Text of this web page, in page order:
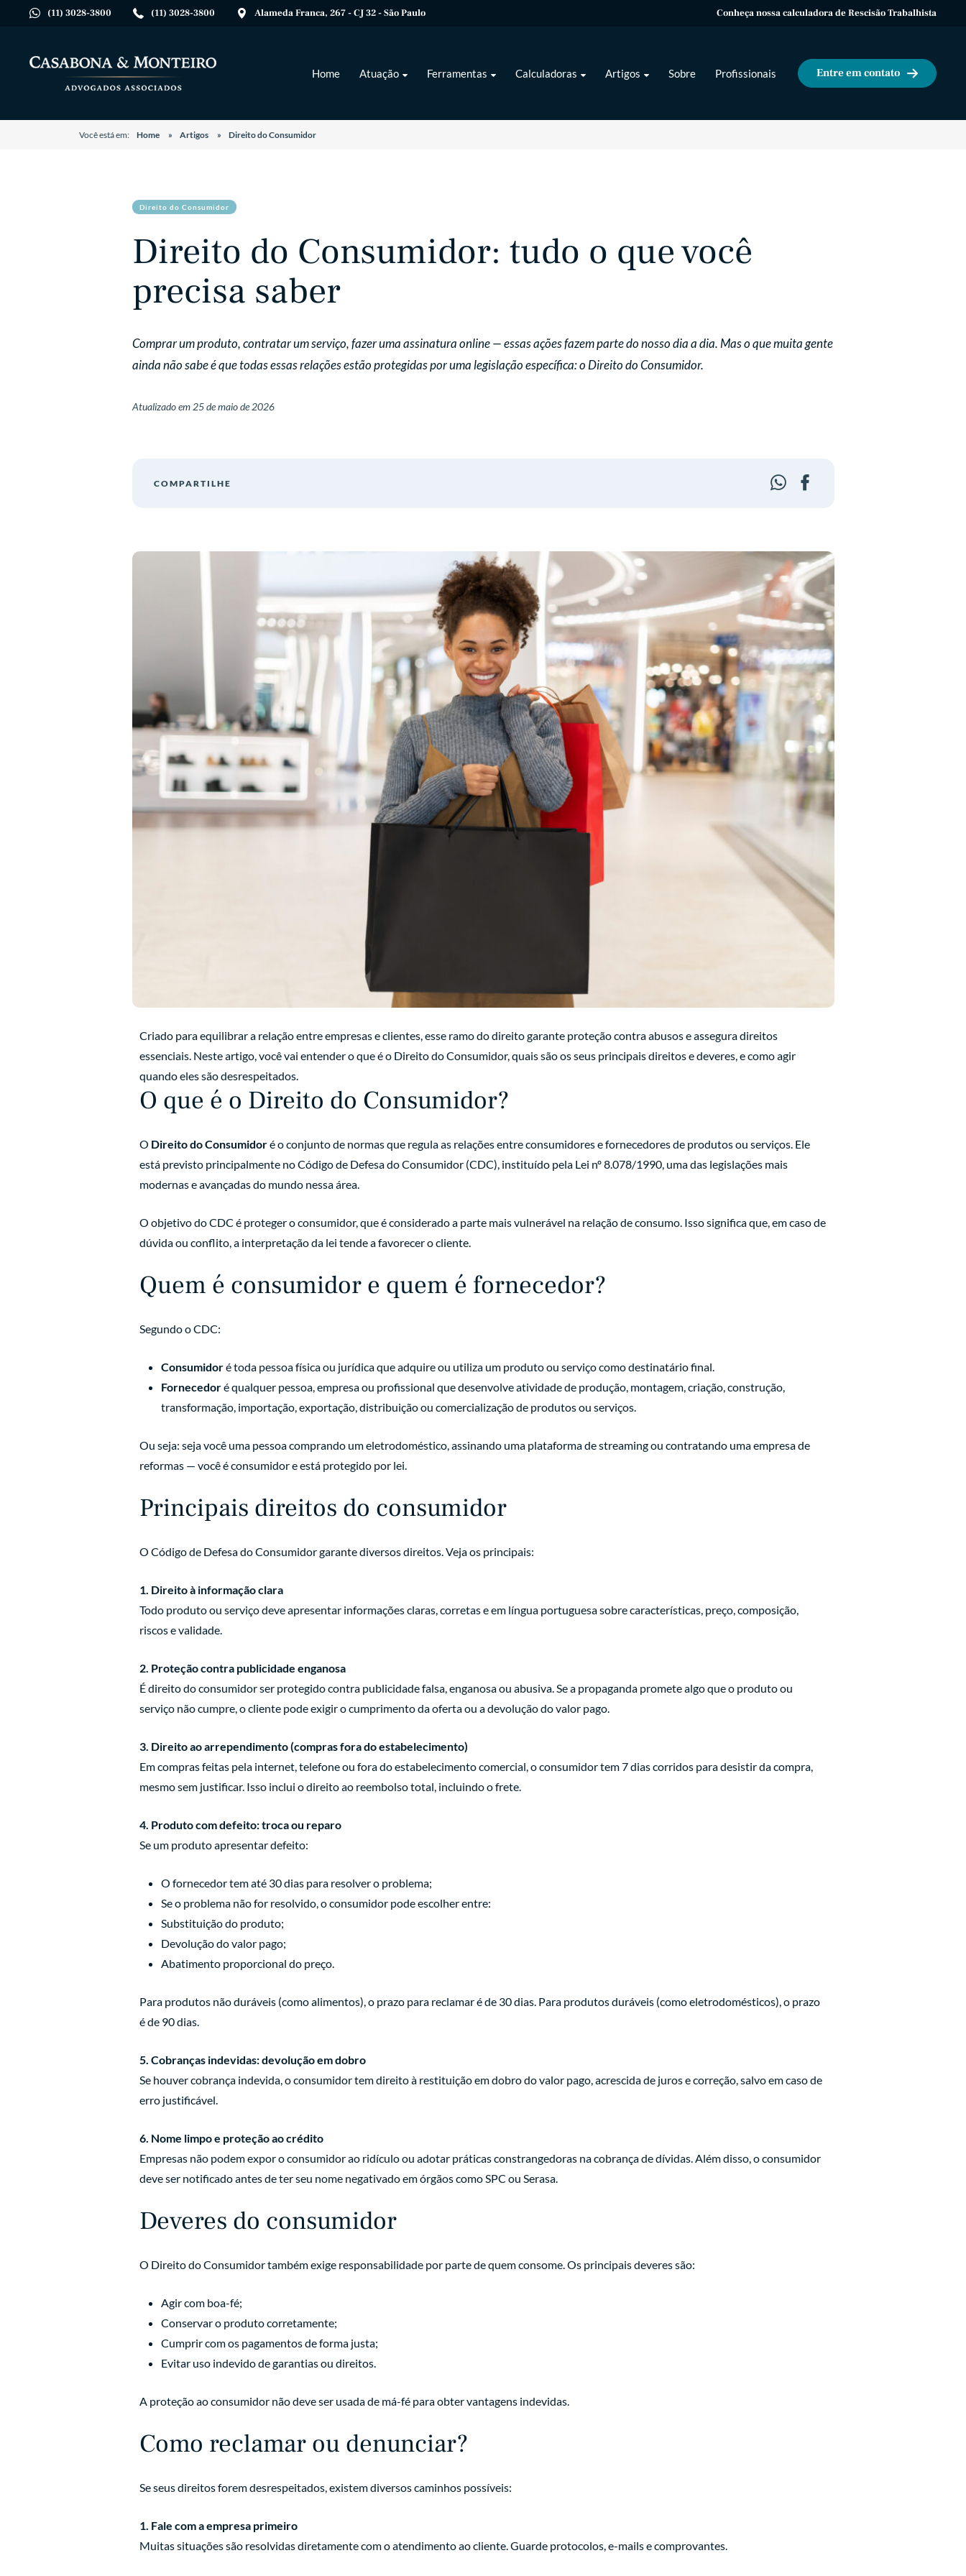
(11) 3028-3800 (11) 3028-3800 Alameda Franca, 267 - CJ 32 - São Paulo Conheça nossa calculadora de Rescisão Trabalhista
Home Atuação Ferramentas Calculadoras Artigos Sobre Profissionais Entre em contato
Você está em: Home Artigos Direito do Consumidor
Direito do Consumidor
Direito do Consumidor: tudo o que você
precisa saber
Comprar um produto, contratar um serviço, fazer uma assinatura online — essas ações fazem parte do nosso dia a dia. Mas o que muita gente
ainda não sabe é que todas essas relações estão protegidas por uma legislação específica: o Direito do Consumidor.
Atualizado em 25 de maio de 2026
COMPARTILHE
Criado para equilibrar a relação entre empresas e clientes, esse ramo do direito garante proteção contra abusos e assegura direitos
essenciais. Neste artigo, você vai entender o que é o Direito do Consumidor, quais são os seus principais direitos e deveres, e como agir
quando eles são desrespeitados.
O que é o Direito do Consumidor?
O Direito do Consumidoré o conjunto de normas que regula as relações entre consumidores e fornecedores de produtos ou serviços. Ele
está previsto principalmente no Código de Defesa do Consumidor (CDC), instituído pela Lei nº 8.078/1990, uma das legislações mais
modernas e avançadas do mundo nessa área.
O objetivo do CDC é proteger o consumidor, que é considerado a parte mais vulnerável na relação de consumo. Isso significa que, em caso de
dúvida ou conflito, a interpretação da lei tende a favorecer o cliente.
Quem é consumidor e quem é fornecedor?
Segundo o CDC:
Consumidoré toda pessoa física ou jurídica que adquire ou utiliza um produto ou serviço como destinatário final.
Fornecedoré qualquer pessoa, empresa ou profissional que desenvolve atividade de produção, montagem, criação, construção,
transformação, importação, exportação, distribuição ou comercialização de produtos ou serviços.
Ou seja: seja você uma pessoa comprando um eletrodoméstico, assinando uma plataforma de streaming ou contratando uma empresa de
reformas — você é consumidor e está protegido por lei.
Principais direitos do consumidor
O Código de Defesa do Consumidor garante diversos direitos. Veja os principais:
1. Direito à informação clara
Todo produto ou serviço deve apresentar informações claras, corretas e em língua portuguesa sobre características, preço, composição,
riscos e validade.
2. Proteção contra publicidade enganosa
É direito do consumidor ser protegido contra publicidade falsa, enganosa ou abusiva. Se a propaganda promete algo que o produto ou
serviço não cumpre, o cliente pode exigir o cumprimento da oferta ou a devolução do valor pago.
3. Direito ao arrependimento (compras fora do estabelecimento)
Em compras feitas pela internet, telefone ou fora do estabelecimento comercial, o consumidor tem 7 dias corridos para desistir da compra,
mesmo sem justificar. Isso inclui o direito ao reembolso total, incluindo o frete.
4. Produto com defeito: troca ou reparo
Se um produto apresentar defeito:
O fornecedor tem até 30 dias para resolver o problema;
Se o problema não for resolvido, o consumidor pode escolher entre:
Substituição do produto;
Devolução do valor pago;
Abatimento proporcional do preço.
Para produtos não duráveis (como alimentos), o prazo para reclamar é de 30 dias. Para produtos duráveis (como eletrodomésticos), o prazo
é de 90 dias.
5. Cobranças indevidas: devolução em dobro
Se houver cobrança indevida, o consumidor tem direito à restituição em dobro do valor pago, acrescida de juros e correção, salvo em caso de
erro justificável.
6. Nome limpo e proteção ao crédito
Empresas não podem expor o consumidor ao ridículo ou adotar práticas constrangedoras na cobrança de dívidas. Além disso, o consumidor
deve ser notificado antes de ter seu nome negativado em órgãos como SPC ou Serasa.
Deveres do consumidor
O Direito do Consumidor também exige responsabilidade por parte de quem consome. Os principais deveres são:
Agir com boa-fé;
Conservar o produto corretamente;
Cumprir com os pagamentos de forma justa;
Evitar uso indevido de garantias ou direitos.
A proteção ao consumidor não deve ser usada de má-fé para obter vantagens indevidas.
Como reclamar ou denunciar?
Se seus direitos forem desrespeitados, existem diversos caminhos possíveis:
1. Fale com a empresa primeiro
Muitas situações são resolvidas diretamente com o atendimento ao cliente. Guarde protocolos, e-mails e comprovantes.